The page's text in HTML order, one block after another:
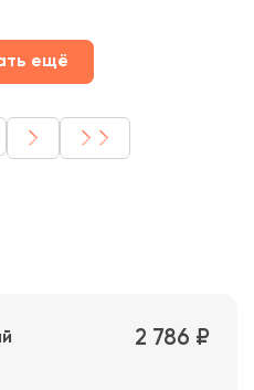
ещё
2 786 ₽